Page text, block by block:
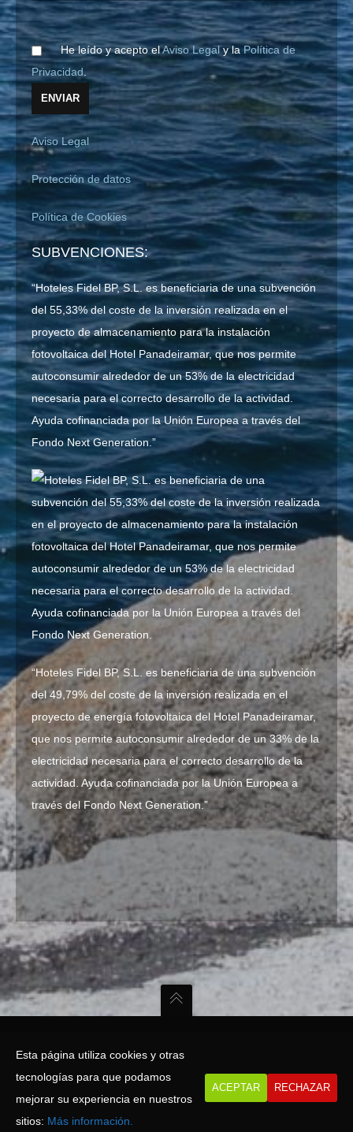
He leído y acepto elAviso Legaly laPolítica de
Privacidad.
Aviso Legal
Protección de datos
Política de Cookies
SUBVENCIONES:
“Hoteles Fidel BP, S.L. es beneficiaria de una subvención
del 55,33% del coste de la inversión realizada en el
proyecto de almacenamiento para la instalación
fotovoltaica del Hotel Panadeiramar, que nos permite
autoconsumir alrededor de un 53% de la electricidad
necesaria para el correcto desarrollo de la actividad.
Ayuda cofinanciada por la Unión Europea a través del
Fondo Next Generation.”
“Hoteles Fidel BP, S.L. es beneficiaria de una subvención
del 49,79% del coste de la inversión realizada en el
proyecto de energía fotovoltaica del Hotel Panadeiramar,
que nos permite autoconsumir alrededor de un 33% de la
electricidad necesaria para el correcto desarrollo de la
actividad. Ayuda cofinanciada por la Unión Europea a
través del Fondo Next Generation.”
de la Playa Panadeira
HOTEL PANADEIRA MAR SANXENXO POWERED BY
Esta página utiliza cookies y otras
tecnologías para que podamos
mejorar su experiencia en nuestros
sitios: Más información.
ACEPTAR RECHAZAR